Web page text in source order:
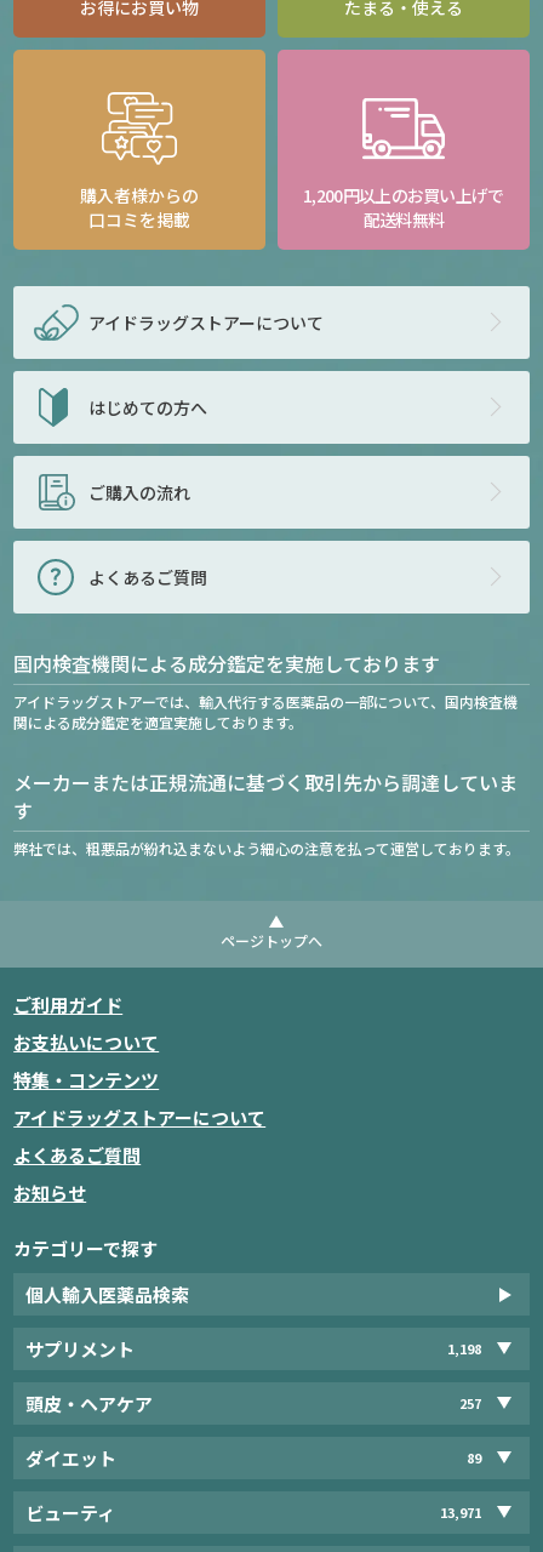
お得にお買い物
たまる・使える
購入者様からの
口コミを掲載
1,200円以上のお買い上げで
配送料無料
アイドラッグストアーについて
はじめての方へ
ご購入の流れ
よくあるご質問
国内検査機関による成分鑑定を実施しております
アイドラッグストアーでは、輸入代行する医薬品の一部について、国内検査機
関による成分鑑定を適宜実施しております。
メーカーまたは正規流通に基づく取引先から調達していま
す
弊社では、粗悪品が紛れ込まないよう細心の注意を払って運営しております。
ページトップへ
ご利用ガイド
お支払いについて
特集・コンテンツ
アイドラッグストアーについて
よくあるご質問
お知らせ
カテゴリーで探す
個人輸入医薬品検索
サプリメント 1,198
頭皮・ヘアケア 257
ダイエット 89
ビューティ 13,971